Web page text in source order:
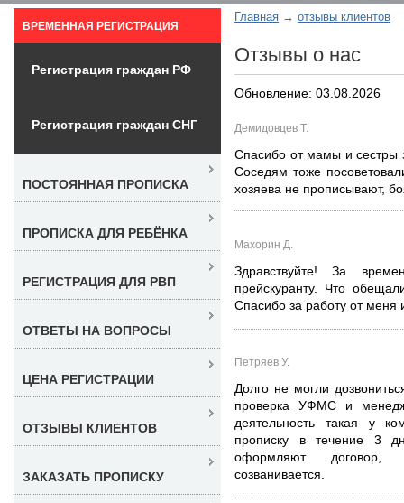
Главная отзывы клиентов
Отзывы о нас
Обновление: 03.08.2026
Демидовцев Т.
Спасибо от мамы и сестры
Соседям тоже
хозяева не прописывают,
Махорин Д.
Здравствуйте! За
прейскуранту. Что
Спасибо за работу от меня
Петряев У.
Долго не могли
проверка УФМС и
деятельность такая у
прописку в течение 3
оформляют договор,
созванивается.
ВРЕМЕННАЯ РЕГИСТРАЦИЯ
Регистрация граждан РФ
Регистрация граждан СНГ
ПОСТОЯННАЯ ПРОПИСКА
ПРОПИСКА ДЛЯ РЕБЁНКА
РЕГИСТРАЦИЯ ДЛЯ РВП
ОТВЕТЫ НА ВОПРОСЫ
ЦЕНА РЕГИСТРАЦИИ
ОТЗЫВЫ КЛИЕНТОВ
ЗАКАЗАТЬ ПРОПИСКУ